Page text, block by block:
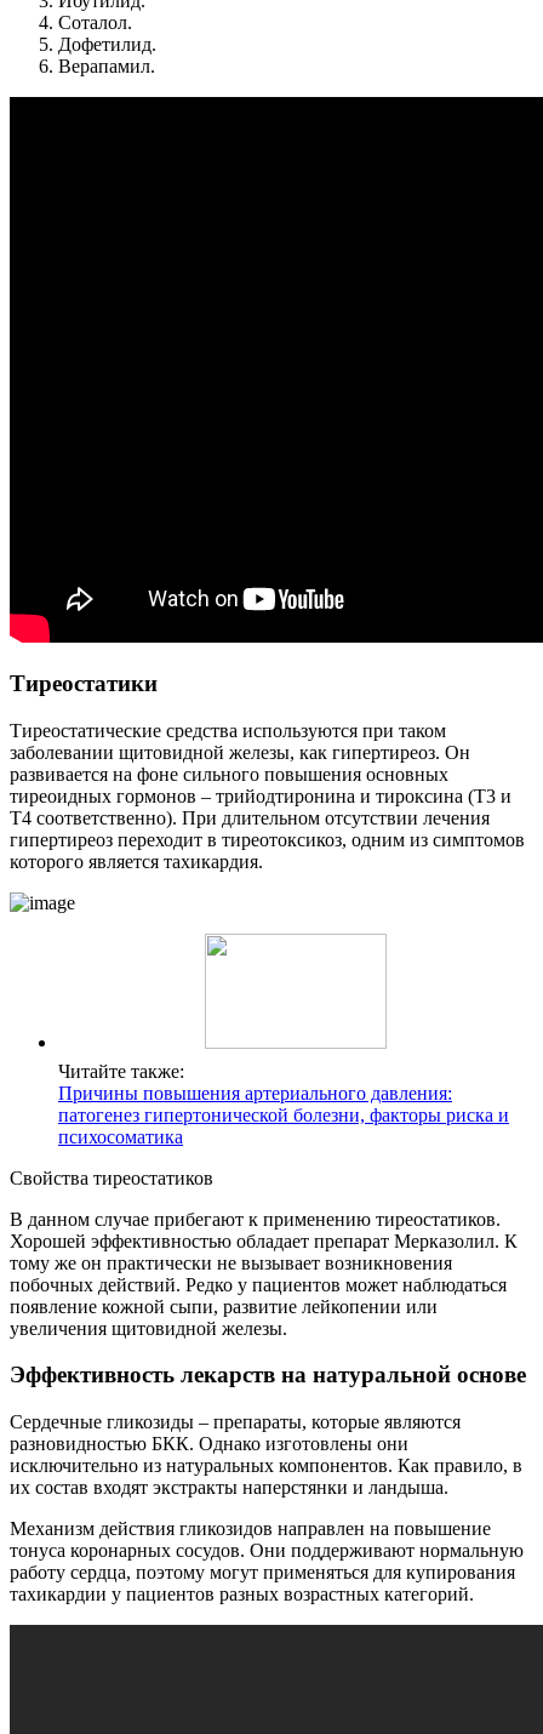
Соталол.
Дофетилид.
Верапамил.
Тиреостатики
Тиреостатические средства используются при таком
заболевании щитовидной железы, как гипертиреоз. Он
развивается на фоне сильного повышения основных
тиреоидных гормонов – трийодтиронина и тироксина (Т3 и
Т4 соответственно). При длительном отсутствии лечения
гипертиреоз переходит в тиреотоксикоз, одним из симптомов
которого является тахикардия.
Читайте также:
Причины повышения артериального давления:
патогенез гипертонической болезни, факторы риска и
психосоматика
Свойства тиреостатиков
В данном случае прибегают к применению тиреостатиков.
Хорошей эффективностью обладает препарат Мерказолил. К
тому же он практически не вызывает возникновения
побочных действий. Редко у пациентов может наблюдаться
появление кожной сыпи, развитие лейкопении или
увеличения щитовидной железы.
Эффективность лекарств на натуральной основе
Сердечные гликозиды – препараты, которые являются
разновидностью БКК. Однако изготовлены они
исключительно из натуральных компонентов. Как правило, в
их состав входят экстракты наперстянки и ландыша.
Механизм действия гликозидов направлен на повышение
тонуса коронарных сосудов. Они поддерживают нормальную
работу сердца, поэтому могут применяться для купирования
тахикардии у пациентов разных возрастных категорий.